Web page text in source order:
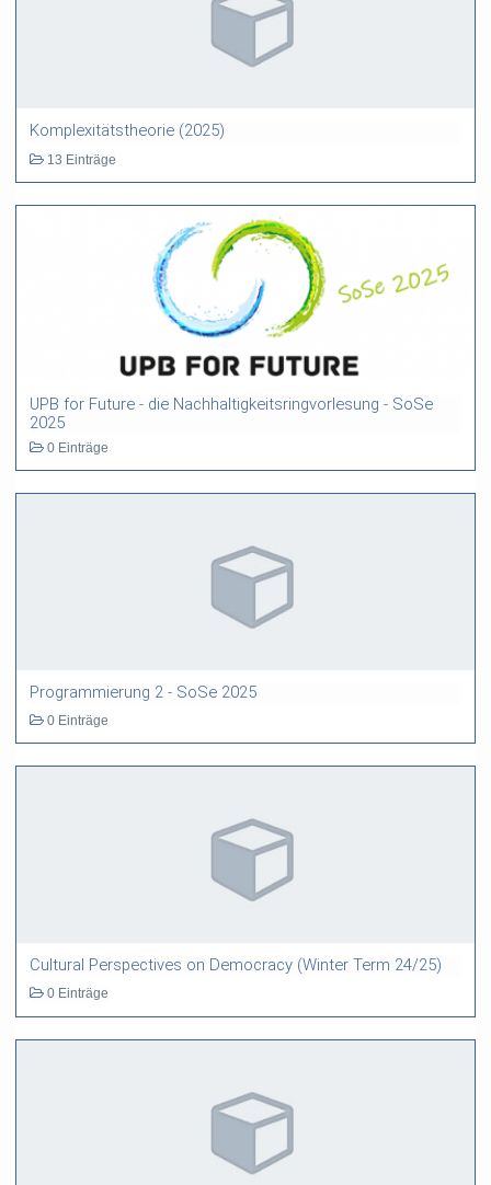
Komplexitätstheorie (2025)
13 Einträge
UPB for Future - die Nachhaltigkeitsringvorlesung - SoSe
2025
0 Einträge
Programmierung 2 - SoSe 2025
0 Einträge
Cultural Perspectives on Democracy (Winter Term 24/25)
0 Einträge